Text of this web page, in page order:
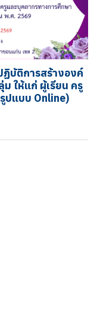
ฏิบัติการสร้างองค์
ให้แก่ ผู้เรียน ครู
ปแบบ Online)